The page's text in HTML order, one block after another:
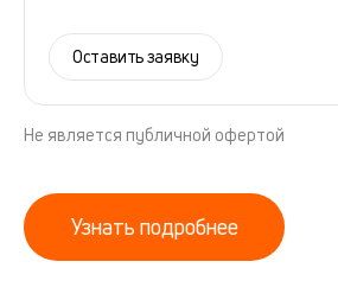
Оставить заявку
Не является публичной офертой
Узнать подробнее